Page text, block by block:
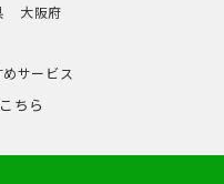
大阪府
サービス
ちら